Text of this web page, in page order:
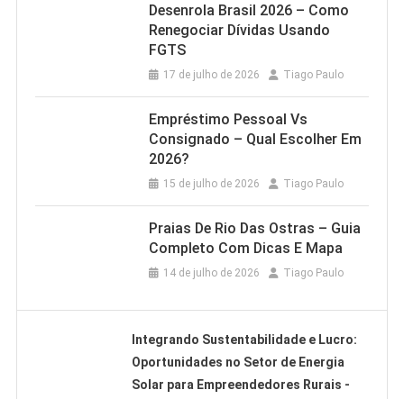
Desenrola Brasil 2026 – Como
Renegociar Dívidas Usando
FGTS
17 de julho de 2026 Tiago Paulo
Empréstimo Pessoal Vs
Consignado – Qual Escolher Em
2026?
15 de julho de 2026 Tiago Paulo
Praias De Rio Das Ostras – Guia
Completo Com Dicas E Mapa
14 de julho de 2026 Tiago Paulo
Integrando Sustentabilidade e Lucro:
Oportunidades no Setor de Energia
Solar para Empreendedores Rurais -